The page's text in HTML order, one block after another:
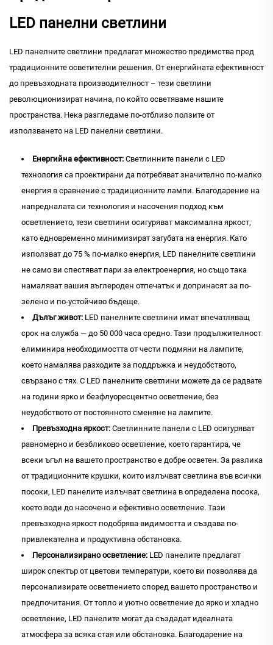
LED панелни светлини
LED панелните светлини предлагат множество предимства пред
традиционните осветителни решения. От енергийната ефективност
до превъзходната производителност – тези светлини
революционизират начина, по който осветяваме нашите
пространства. Нека разгледаме по-отблизо ползите от
използването на LED панелни светлини.
Енергийна ефективност: Светлинните панели с LED
технология са проектирани да потребяват значително по-малко
енергия в сравнение с традиционните лампи. Благодарение на
напредналата си технология и насочения подход към
осветлението, тези светлини осигуряват максимална яркост,
като едновременно минимизират загубата на енергия. Като
използват до 75 % по-малко енергия, LED панелните светлини
не само ви спестяват пари за електроенергия, но също така
намаляват вашия въглероден отпечатък и допринасят за по-
зелено и по-устойчиво бъдеще.
Дълъг живот: LED панелните светлини имат впечатляващ
срок на служба — до 50 000 часа средно. Тази продължителност
елиминира необходимостта от чести подмяни на лампите,
което намалява разходите за поддръжка и неудобството,
свързано с тях. С LED панелните светлини можете да се радвате
на години ярко и безфлуоресцентно осветление, без
неудобството от постоянното сменяне на лампите.
Превъзходна яркост: Светлинните панели с LED осигуряват
равномерно и безбликово осветление, което гарантира, че
всеки ъгъл на вашето пространство е добре осветен. За разлика
от традиционните крушки, които излъчват светлина във всички
посоки, LED панелите излъчват светлина в определена посока,
което води до насочено и ефективно осветление. Тази
превъзходна яркост подобрява видимостта и създава по-
привлекателна и продуктивна обстановка.
Персонализирано осветление: LED панелите предлагат
широк спектър от цветови температури, което ви позволява да
персонализирате осветлението според вашето пространство и
предпочитания. От топло и уютно осветление до ярко и хладно
осветление, LED панелите могат да създадат идеалната
атмосфера за всяка стая или обстановка. Благодарение на